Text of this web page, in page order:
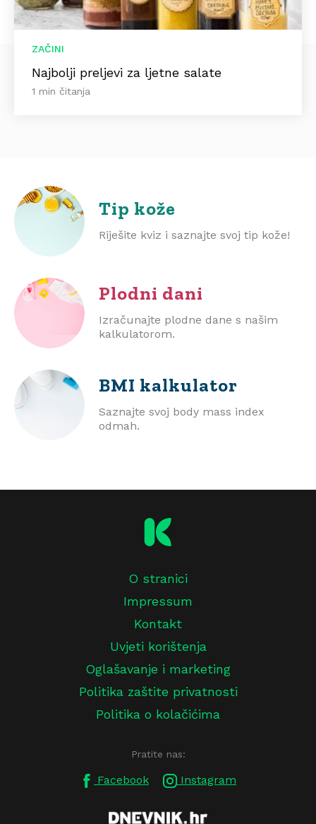
ZAČINI
Najbolji preljevi za ljetne salate
1 min čitanja
Tip kože
Riješite kviz i saznajte svoj tip kože!
Plodni dani
Izračunajte plodne dane s našim
kalkulatorom.
BMI kalkulator
Saznajte svoj body mass index
odmah.
O stranici
Impressum
Kontakt
Uvjeti korištenja
Oglašavanje i marketing
Politika zaštite privatnosti
Politika o kolačićima
Pratite nas:
Facebook Instagram